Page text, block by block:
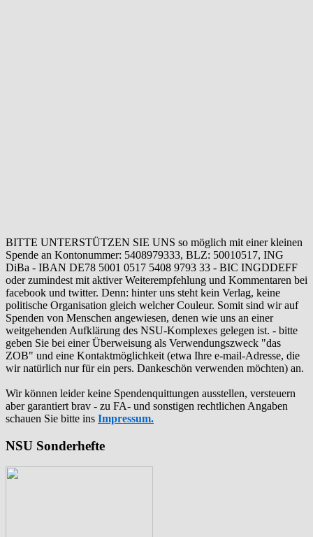
BITTE UNTERSTÜTZEN SIE UNS so möglich mit einer kleinen
Spende an Kontonummer: 5408979333, BLZ: 50010517, ING
DiBa - IBAN DE78 5001 0517 5408 9793 33 - BIC INGDDEFF
oder zumindest mit aktiver Weiterempfehlung und Kommentaren bei
facebook und twitter. Denn: hinter uns steht kein Verlag, keine
politische Organisation gleich welcher Couleur. Somit sind wir auf
Spenden von Menschen angewiesen, denen wie uns an einer
weitgehenden Aufklärung des NSU-Komplexes gelegen ist. - bitte
geben Sie bei einer Überweisung als Verwendungszweck "das
ZOB" und eine Kontaktmöglichkeit (etwa Ihre e-mail-Adresse, die
wir natürlich nur für ein pers. Dankeschön verwenden möchten) an.
Wir können leider keine Spendenquittungen ausstellen, versteuern
aber garantiert brav - zu FA- und sonstigen rechtlichen Angaben
schauen Sie bitte ins Impressum.
NSU Sonderhefte